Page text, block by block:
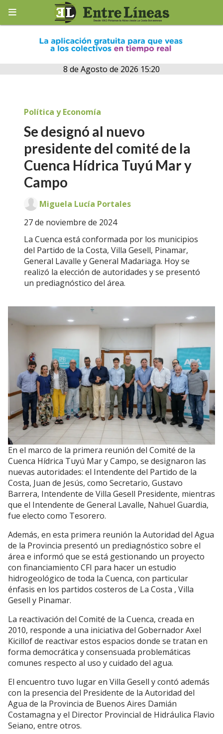
8 de Agosto de 2026 15:20
Se designó al nuevo
presidente del comité de la
Cuenca Hídrica Tuyú Mar y
Campo
La Cuenca está conformada por los municipios
del Partido de la Costa, Villa Gesell, Pinamar,
General Lavalle y General Madariaga. Hoy se
realizó la elección de autoridades y se presentó
un prediagnóstico del área.
Política y Economía
27 de noviembre de 2024
Miguela Lucía Portales
En el marco de la primera reunión del Comité de la
Cuenca Hídrica Tuyú Mar y Campo, se designaron las
nuevas autoridades: el Intendente del Partido de la
Costa, Juan de Jesús, como Secretario, Gustavo
Barrera, Intendente de Villa Gesell Presidente, mientras
que el Intendente de General Lavalle, Nahuel Guardia,
fue electo como Tesorero.
Además, en esta primera reunión la Autoridad del Agua
de la Provincia presentó un prediagnóstico sobre el
área e informó que se está gestionando un proyecto
con financiamiento CFI para hacer un estudio
hidrogeológico de toda la Cuenca, con particular
énfasis en los partidos costeros de La Costa , Villa
Gesell y Pinamar.
La reactivación del Comité de la Cuenca, creada en
2010, responde a una iniciativa del Gobernador Axel
Kicillof de reactivar estos espacios donde se tratan en
forma democrática y consensuada problemáticas
comunes respecto al uso y cuidado del agua.
El encuentro tuvo lugar en Villa Gesell y contó además
con la presencia del Presidente de la Autoridad del
Agua de la Provincia de Buenos Aires Damián
Costamagna y el Director Provincial de Hidráulica Flavio
Seiano, entre otros.